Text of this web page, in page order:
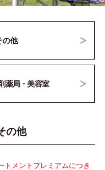
の他
薬局・美容室
の他
メントプレミアムにつき